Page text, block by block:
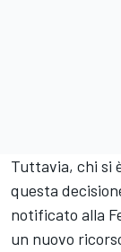
Tuttavia, chi si
questa
notificato alla
un nuovo